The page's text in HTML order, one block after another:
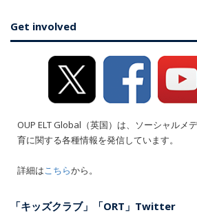
Get involved
OUP ELT Global（英国）は、ソーシャルメ
育に関する各種情報を発信しています。
詳細はこちらから。
「キッズクラブ」「ORT」Twitter